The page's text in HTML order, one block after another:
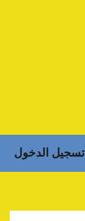
تسجيل الدخول